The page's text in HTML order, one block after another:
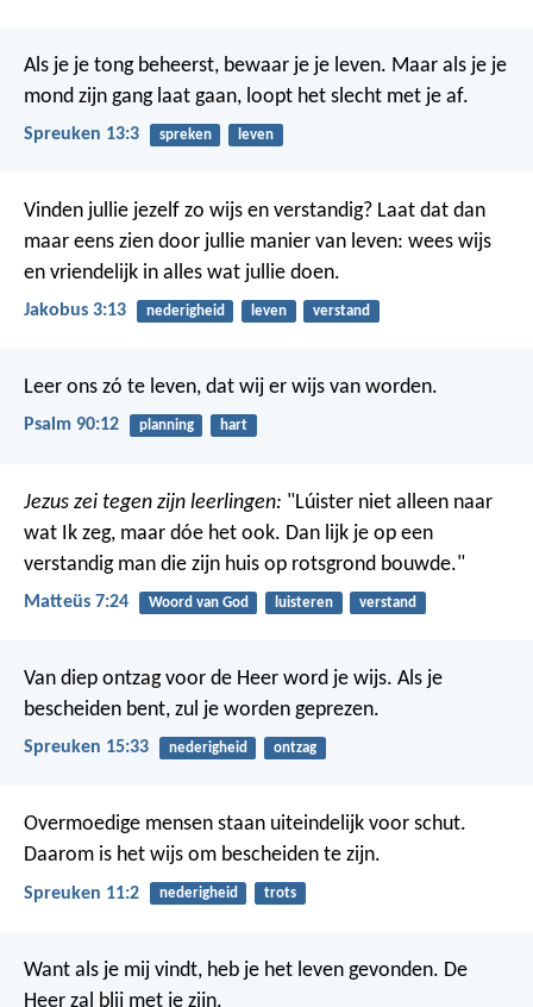
Als je je tong beheerst, bewaar je je leven. Maar als je je
mond zijn gang laat gaan, loopt het slecht met je af.
Spreuken 13:3 spreken leven
Vinden jullie jezelf zo wijs en verstandig? Laat dat dan
maar eens zien door jullie manier van leven: wees wijs
en vriendelijk in alles wat jullie doen.
Jakobus 3:13 nederigheid leven verstand
Leer ons zó te leven, dat wij er wijs van worden.
Psalm 90:12 planning hart
Jezus zei tegen zijn leerlingen: "Lúister niet alleen naar
wat Ik zeg, maar dóe het ook. Dan lijk je op een
verstandig man die zijn huis op rotsgrond bouwde."
Matteüs 7:24 Woord van God luisteren verstand
Van diep ontzag voor de Heer word je wijs. Als je
bescheiden bent, zul je worden geprezen.
Spreuken 15:33 nederigheid ontzag
Overmoedige mensen staan uiteindelijk voor schut.
Daarom is het wijs om bescheiden te zijn.
Spreuken 11:2 nederigheid trots
Want als je mij vindt, heb je het leven gevonden. De
Heer zal blij met je zijn.